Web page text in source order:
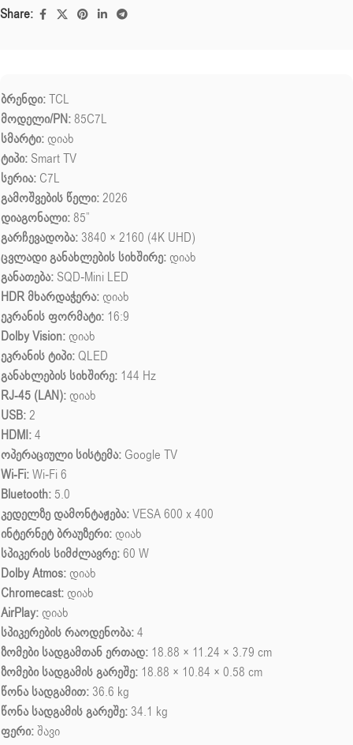
Share:
ბრენდი:TCL
მოდელი/PN:85C7L
სმარტი: დიახ
ტიპი: Smart TV
სერია: C7L
გამოშვების წელი:2026
დიაგონალი:85”
გარჩევადობა: 3840 × 2160 (4K UHD)
ცვლადი განახლების სიხშირე: დიახ
განათება: SQD-Mini LED
HDR მხარდაჭერა: დიახ
ეკრანის ფორმატი: 16:9
Dolby Vision: დიახ
ეკრანის ტიპი:QLED
განახლების სიხშირე: 144 Hz
RJ-45 (LAN): დიახ
USB:2
HDMI:4
ოპერაციული სისტემა: Google TV
Wi-Fi:Wi-Fi 6
Bluetooth: 5.0
კედელზე დამონტაჟება:VESA 600 x 400
ინტერნეტ ბრაუზერი: დიახ
სპიკერის სიმძლავრე:60 W
Dolby Atmos: დიახ
Chromecast: დიახ
AirPlay: დიახ
სპიკერების რაოდენობა:4
ზომები სადგამთან ერთად: 18.88 × 11.24 × 3.79 cm
ზომები სადგამის გარეშე: 18.88 × 10.84 × 0.58 cm
წონა სადგამით: 36.6 kg
წონა სადგამის გარეშე: 34.1 kg
ფერი:შავი